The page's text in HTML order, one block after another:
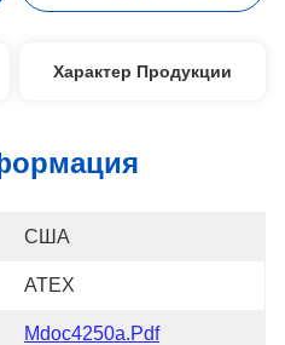
Характер Продукции
США
ATEX
Mdoc4250a.pdf